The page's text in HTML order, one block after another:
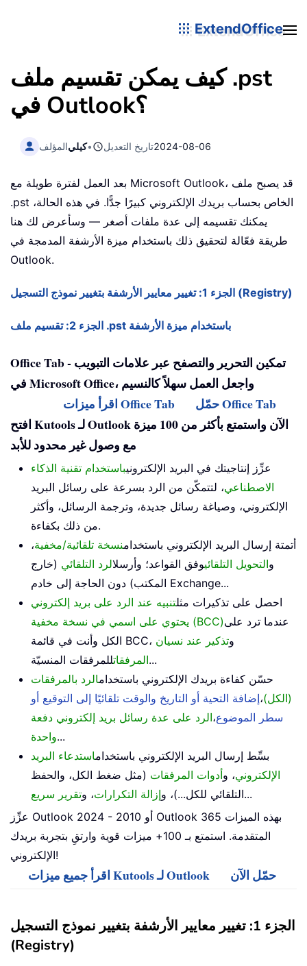
ExtendOffice
كيف يمكن تقسيم ملف .pst
في Outlook؟
المؤلفكيلي• تاريخ التعديل2024-08-06
بعد العمل لفترة طويلة مع Microsoft Outlook، قد يصبح ملف
.pst الخاص بحساب بريدك الإلكتروني كبيرًا جدًّا. في هذه الحالة،
يمكنك تقسيمه إلى عدة ملفات أصغر — وسأعرض لك هنا
طريقة فعّالة لتحقيق ذلك باستخدام ميزة الأرشفة المدمجة في
Outlook.
الجزء 1: تغيير معايير الأرشفة بتغيير نموذج التسجيل (Registry)
الجزء 2: تقسيم ملف .pst باستخدام ميزة الأرشفة
Office Tab - تمكين التحرير والتصفح عبر علامات التبويب
في Microsoft Office، واجعل العمل سهلاً كالنسيم
اقرأ ميزات Office Tab
حمّل Office Tab
افتح Kutools لـ Outlook الآن واستمتع بأكثر من 100 ميزة
مع وصول غير محدود للأبد
عزِّز إنتاجيتك في البريد الإلكترونيباستخدام تقنية الذكاء
الاصطناعي، لتتمكّن من الرد بسرعة على رسائل البريد
الإلكتروني، وصياغة رسائل جديدة، وترجمة الرسائل، وأكثر
من ذلك بكفاءة.
أتمتة إرسال البريد الإلكتروني باستخدامنسخة تلقائية/مخفية،
والتحويل التلقائيوفق القواعد؛ وأرسلالرد التلقائي (خارج
المكتب) دون الحاجة إلى خادم Exchange...
احصل على تذكيرات مثلتنبيه عند الرد على بريد إلكتروني
يحتوي على اسمي في نسخة مخفية (BCC)عندما ترد على
الكل وأنت في قائمة BCC، وتذكير عند نسيان
المرفقاتللمرفقات المنسيّة...
حسّن كفاءة بريدك الإلكتروني باستخدامالرد بالمرفقات
(الكل)،إضافة التحية أو التاريخ والوقت تلقائيًا إلى التوقيع أو
سطر الموضوع،الرد على عدة رسائل بريد إلكتروني دفعة
واحدة...
بسِّط إرسال البريد الإلكتروني باستخداماستدعاء البريد
الإلكتروني، وأدوات المرفقات (مثل ضغط الكل، والحفظ
التلقائي للكل...)، وإزالة التكرارات، وتقرير سريع
...
عزِّز Outlook 2024 - 2010 أو Outlook 365 بهذه الميزات
المتقدمة. استمتع بـ 100+ ميزات قوية وارتقِ بتجربة بريدك
الإلكتروني!
اقرأ جميع ميزات Kutools لـ Outlook حمّل الآن
الجزء 1: تغيير معايير الأرشفة بتغيير نموذج التسجيل
(Registry)